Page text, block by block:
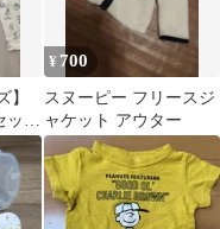
】
ト
イ
¥ 700
スヌーピー フリースジ
ャケット アウター